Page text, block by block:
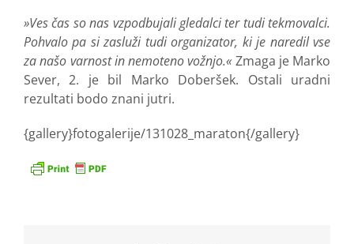
»Ves čas so nas vzpodbujali gledalci ter tudi tekmovalci.
Pohvalo pa si zasluži tudi organizator, ki je naredil vse
za našo varnost in nemoteno vožnjo.« Zmaga je Marko
Sever, 2. je bil Marko Doberšek. Ostali uradni
rezultati bodo znani jutri.
{gallery}fotogalerije/131028_maraton{/gallery}